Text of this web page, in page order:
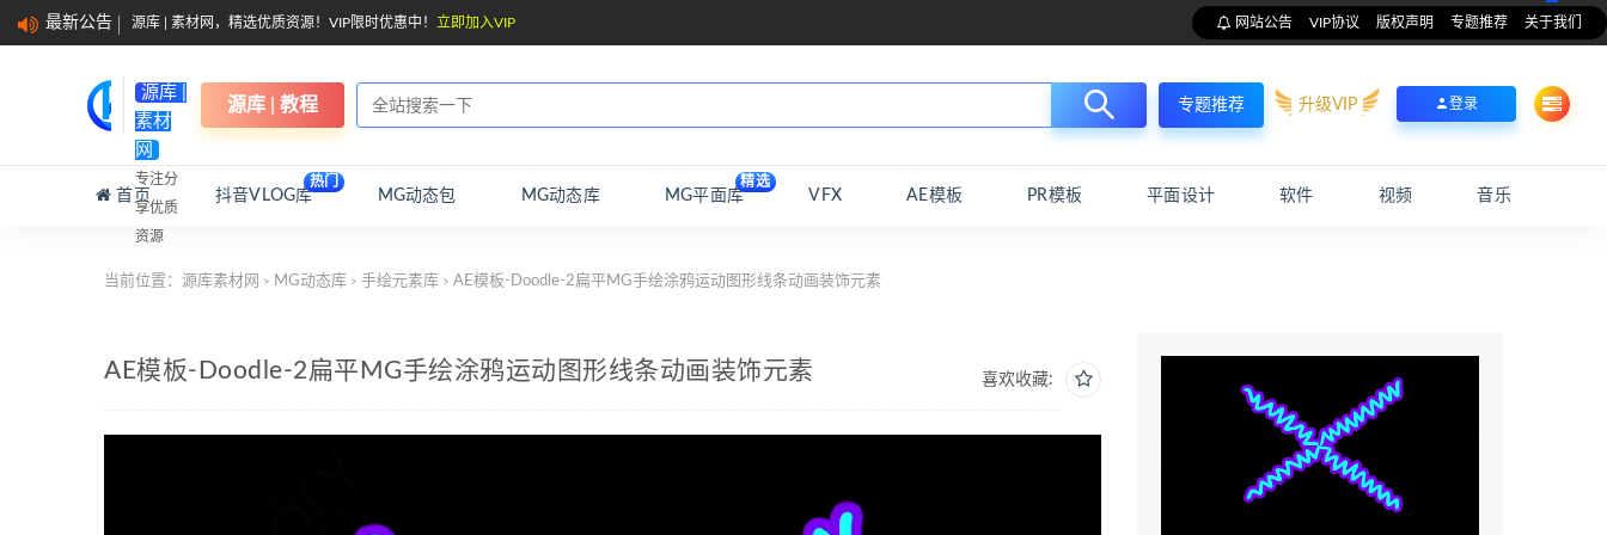
最新公告 源库 | 素材网，精选优质资源！VIP限时优惠中！ 立即加入VIP 网站公告 VIP协议 版权声明 专题推荐 关于我们
源库 |
素材
网
专注分
享优质
资源
源库 | 教程 专题推荐 升级VIP 登录
首页 抖音VLOG库
热门
MG动态包 MG动态库 MG平面库
精选
VFX AE模板 PR模板 平面设计 软件 视频 音乐
当前位置： 源库素材网 > MG动态库 > 手绘元素库 > AE模板-Doodle-2扁平MG手绘涂鸦运动图形线条动画装饰元素
喜欢收藏:
AE模板-Doodle-2扁平MG手绘涂鸦运动图形线条动画装饰元素